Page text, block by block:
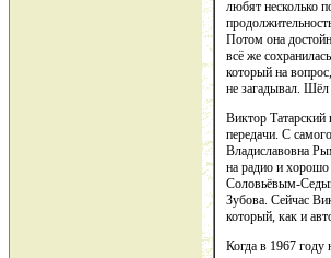
любят несколько
Потом она
всё же
который на
не загадывал.
Виктор Татарский
передачи. С
Владиславовна
на радио и хорошо
Соловьёвым-
Зубова. Сейчас
который, как и
Когда в 1967 году